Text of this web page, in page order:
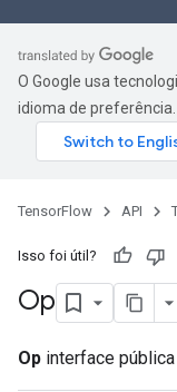
O Google usa
idioma de
TensorFlow API
Isso foi útil?
Op
Op interface pública